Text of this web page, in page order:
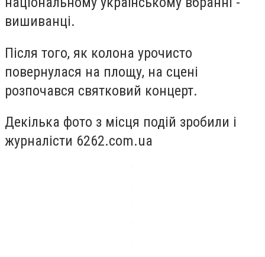
вишиванці.
Після того, як колона урочисто
повернулася на площу, на сцені
розпочався святковий концерт.
Декілька фото з місця подій зробили і
журналісти 6262.com.ua